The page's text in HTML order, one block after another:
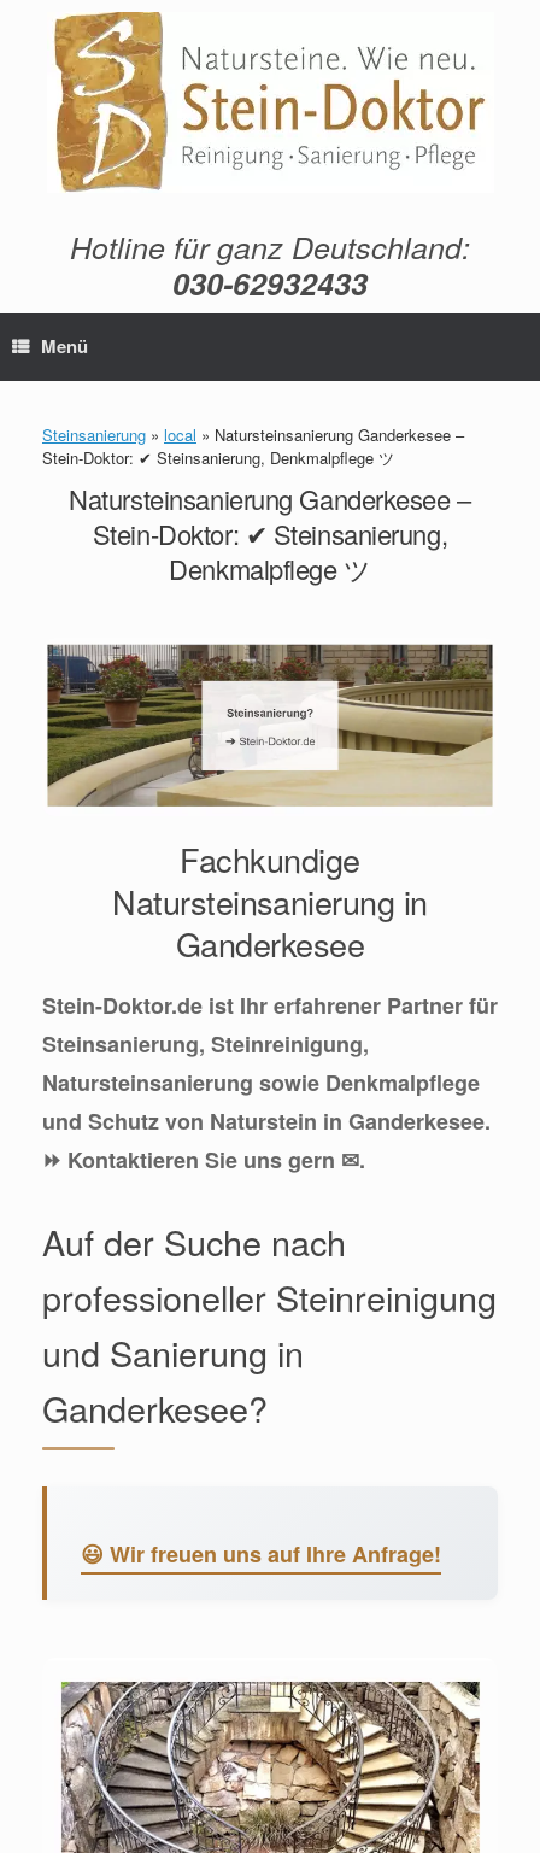
springen
Hotline für ganz Deutschland:
030-62932433
Menü
Steinsanierung » local » Natursteinsanierung Ganderkesee –
Stein-Doktor: ✔ Steinsanierung, Denkmalpflege ツ
Natursteinsanierung Ganderkesee –
Stein-Doktor: ✔ Steinsanierung,
Denkmalpflege ツ
Fachkundige
Natursteinsanierung in
Ganderkesee
Stein-Doktor.de ist Ihr erfahrener Partner für
Steinsanierung, Steinreinigung,
Natursteinsanierung sowie Denkmalpflege
und Schutz von Naturstein in Ganderkesee.
⏩ Kontaktieren Sie uns gern ✉.
Auf der Suche nach
professioneller Steinreinigung
und Sanierung in
Ganderkesee?
😃 Wir freuen uns auf Ihre Anfrage!